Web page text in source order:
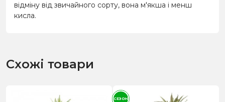
відміну від звичайного сорту, вона м'якша і менш
кисла.
Схожі товари
СЕЗОН